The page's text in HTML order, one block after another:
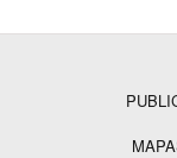
Rodapé